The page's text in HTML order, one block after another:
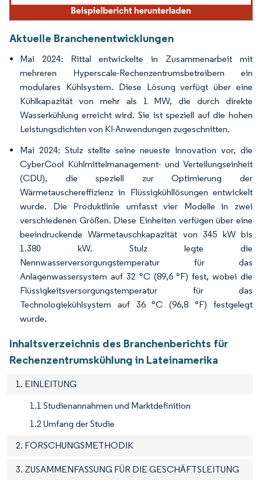
Aktuelle Branchenentwicklungen
Mai 2024: Rittal entwickelte in Zusammenarbeit mit
mehreren Hyperscale-Rechenzentrumsbetreibern ein
modulares Kühlsystem. Diese Lösung verfügt über eine
Kühlkapazität von mehr als 1 MW, die durch direkte
Wasserkühlung erreicht wird. Sie ist speziell auf die hohen
Leistungsdichten von KI-Anwendungen zugeschnitten.
Mai 2024: Stulz stellte seine neueste Innovation vor, die
CyberCool Kühlmittelmanagement- und Verteilungseinheit
(CDU), die speziell zur Optimierung der
Wärmetauschereffizienz in Flüssigkühllösungen entwickelt
wurde. Die Produktlinie umfasst vier Modelle in zwei
verschiedenen Größen. Diese Einheiten verfügen über eine
beeindruckende Wärmetauschkapazität von 345 kW bis
1.380 kW. Stulz legte die
Nennwasserversorgungstemperatur für das
Anlagenwassersystem auf 32 °C (89,6 °F) fest, wobei die
Flüssigkeitsversorgungstemperatur für das
Technologiekühlsystem auf 36 °C (96,8 °F) festgelegt
wurde.
Inhaltsverzeichnis des Branchenberichts für
Rechenzentrumskühlung in Lateinamerika
1. EINLEITUNG
1.1 Studienannahmen und Marktdefinition
1.2 Umfang der Studie
2. FORSCHUNGSMETHODIK
3. ZUSAMMENFASSUNG FÜR DIE GESCHÄFTSLEITUNG